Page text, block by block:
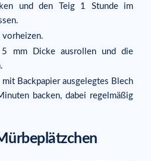
und den Teig 1 Stunde im
vorheizen.
mm Dicke ausrollen und die
Backpapier ausgelegtes Blech
backen, dabei regelmäßig